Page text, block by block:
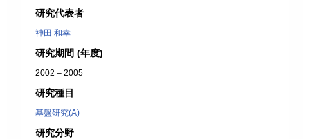
研究代表者
神田 和幸
研究期間 (年度)
2002 – 2005
研究種目
基盤研究(A)
研究分野